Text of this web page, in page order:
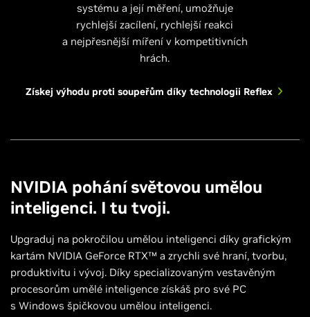
systému a její měření, umožňuje
rychlejší zacílení, rychlejší reakci
a nejpřesnější míření v kompetitivních
hrách.
Získej výhodu proti soupeřům díky technologii Reflex
NVIDIA pohání světovou umělou
inteligenci. I tu tvoji.
Upgraduj na pokročilou umělou inteligenci díky grafickým
kartám NVIDIA GeForce RTX™ a zrychli své hraní, tvorbu,
produktivitu i vývoj. Díky specializovaným vestavěným
procesorům umělé inteligence získáš pro své PC
s Windows špičkovou umělou inteligenci.